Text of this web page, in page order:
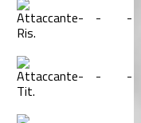
Ris.
- - -
Tit.
- - -